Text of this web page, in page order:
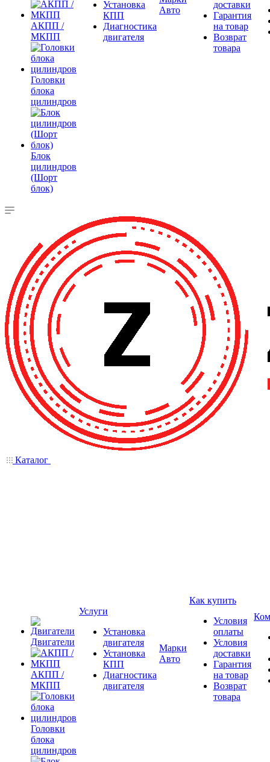
АКПП /
МКПП
Головки
блока
цилиндров
Блок
цилиндров
(Шорт
блок)
Установка
КПП
Диагностика
двигателя
Авто
доставки
Гарантия
на товар
Возврат
товара
Каталог
Двигатели
АКПП /
МКПП
Головки
блока
цилиндров
Услуги
Установка
двигателя
Установка
КПП
Диагностика
двигателя
Марки
Авто
Как купить
Условия
оплаты
Условия
доставки
Гарантия
на товар
Возврат
товара